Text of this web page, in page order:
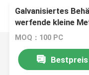
Galvanisiertes
werfende kleine
MOQ：100 PC
Bestpreis